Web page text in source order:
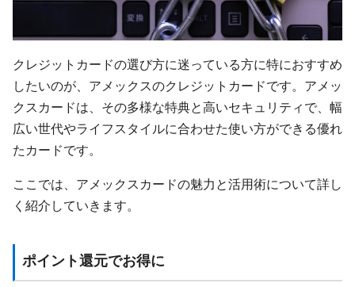
クレジットカードの選び方に迷っている方に特におすすめ
したいのが、アメックスのクレジットカードです。アメッ
クスカードは、その多様な特典と高いセキュリティで、幅
広い世代やライフスタイルに合わせた使い方ができる優れ
たカードです。
ここでは、アメックスカードの魅力と活用術について詳し
く紹介していきます。
ポイント還元でお得に